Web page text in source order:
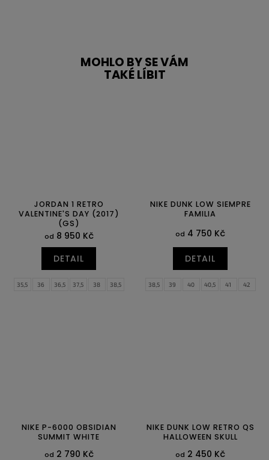
MOHLO BY SE VÁM
TAKÉ LÍBIT
JORDAN 1 RETRO
VALENTINE'S DAY (2017)
(GS)
od 8 950 Kč
DETAIL
35,5 36 36,5 37,5 38
38,5
NIKE DUNK LOW SIEMPRE
FAMILIA
od 4 750 Kč
DETAIL
38,5 39 40 40,5 41
42
NIKE P-6000 OBSIDIAN
SUMMIT WHITE
od 2 790 Kč
NIKE DUNK LOW RETRO QS
HALLOWEEN SKULL
od 2 450 Kč